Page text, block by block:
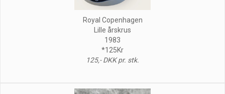
Royal Copenhagen
Lille årskrus
1983
*125Kr
125,- DKK pr. stk.